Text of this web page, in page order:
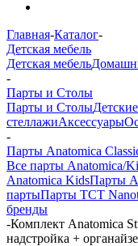
Главная-Каталог-
Детская мебель
Детская мебель
-
Парты и Столы
Парты и Столы
стеллажиАксессуары
-
Парты Anatomica
Все парты Anatomica/
Anatomica KidsПарты
партыПарты TCT
бренды
-Комплект Anatomica
надстройка +